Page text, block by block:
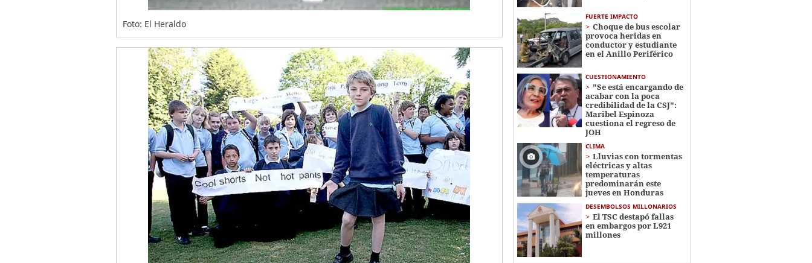
Foto: El Heraldo
FUERTE IMPACTO
Choque de bus escolar
provoca heridas en
conductor y estudiante
en el Anillo Periférico
CUESTIONAMIENTO
"Se está encargando de
acabar con la poca
credibilidad de la CSJ":
Maribel Espinoza
cuestiona el regreso de
JOH
CLIMA
Lluvias con tormentas
eléctricas y altas
temperaturas
predominarán este
jueves en Honduras
DESEMBOLSOS MILLONARIOS
El TSC destapó fallas
en embargos por L921
millones